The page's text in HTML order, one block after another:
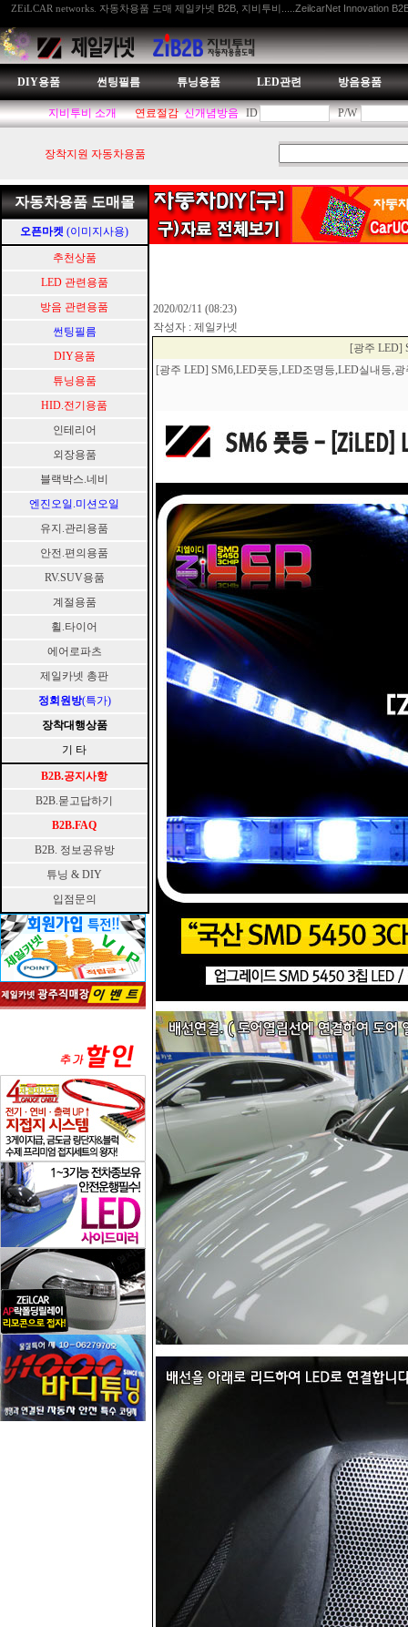
ZEiLCAR networks. 자동차용품 도매 제일카넷 B2B, 지비투비.....ZeilcarNet Innovation
DIY용품 썬팅필름 튜닝용품 LED관련 방음용품
지비투비 소개 연료절감 신개념방음 ID P/W
장착지원 자동차용품
자동차용품 도매몰
오픈마켓 (이미지사용)
추천상품
LED 관련용품
방음 관련용품
썬팅필름
DIY용품
튜닝용품
HID.전기용품
인테리어
외장용품
블랙박스.네비
엔진오일.미션오일
유지.관리용품
안전.편의용품
RV.SUV용품
계절용품
휠.타이어
에어로파츠
제일카넷 총판
정회원방(특가)
장착대행상품
기 타
B2B.공지사항
B2B.묻고답하기
B2B.FAQ
B2B. 정보공유방
튜닝 & DIY
입점문의
2020/02/11 (08:23)
작성자 : 제일카넷
[광주 LED]
[광주 LED] SM6,LED풋등,LED조명등,LED실내등,